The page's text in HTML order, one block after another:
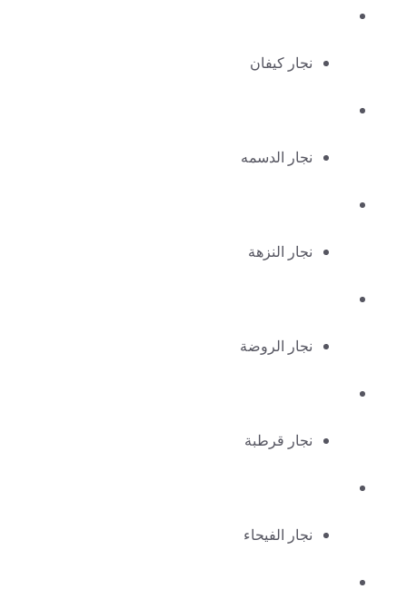
نجار كيفان
نجار الدسمه
نجار النزهة
نجار الروضة
نجار قرطبة
نجار الفيحاء